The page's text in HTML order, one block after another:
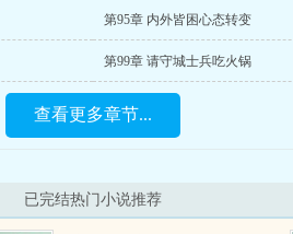
第95章 内外皆困心态转变
第99章 请守城士兵吃火锅
查看更多章节...
已完结热门小说推荐